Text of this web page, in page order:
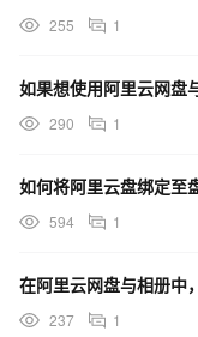
255 1
如果想使用阿里云网盘
290 1
如何将阿里云盘绑定至
594 1
237 1